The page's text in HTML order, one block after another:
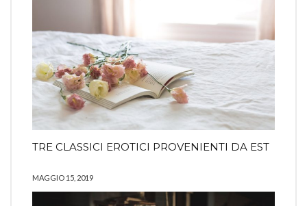
TRE CLASSICI EROTICI PROVENIENTI DA EST
MAGGIO 15, 2019